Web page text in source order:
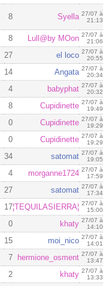
8 Syella 27/07 à
21:13
8 Lull@by MOon 27/07 à
21:06
27 el loco 27/07 à
20:55
14 Angata 27/07 à
20:34
4 babyphat 27/07 à
20:32
8 Cupidinette 27/07 à
19:49
0 Cupidinette 27/07 à
19:29
0 Cupidinette 27/07 à
19:29
34 satomat 27/07 à
19:05
4 morganne1724 27/07 à
17:59
27 satomat 27/07 à
17:34
17¦TEQUILASIERRA¦ 27/07 à
15:00
0 khaty 27/07 à
14:10
15 moi_nico 27/07 à
14:01
7 hermione_osment 27/07 à
13:47
2 khaty 27/07 à
13:33